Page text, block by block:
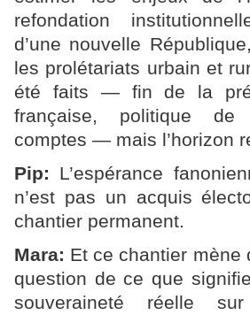
refondation
d’une nouvelle
les prolétariats urbain et
été faits — fin de la
française, politique de
comptes — mais l’horizon
Pip: L’espérance
n’est pas un acquis
chantier permanent.
Mara: Et ce chantier mène
question de ce que
souveraineté réelle